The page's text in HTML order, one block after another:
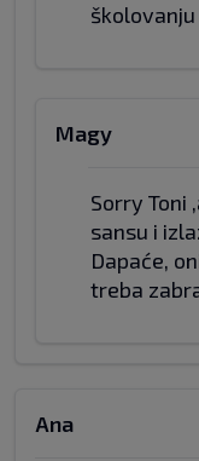
školovanju
Magy
Sorry Toni
sansu i
Dapaće,
treba
Ana